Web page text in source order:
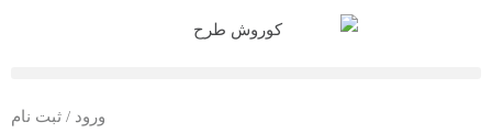
ورود / ثبت نام